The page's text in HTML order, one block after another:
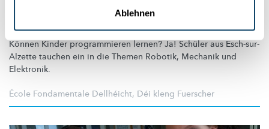
Ablehnen
Können Kinder programmieren lernen? Ja! Schüler ausEsch-sur-
Alzette tauchen ein in die Themen Robotik, Mechanik und
Elektronik.
École Fondamentale Dellhéicht, Déi kleng Fuerscher